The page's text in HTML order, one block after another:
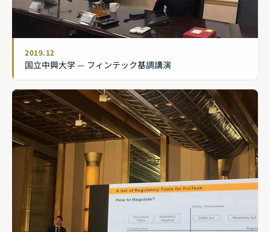
2019.12
国立中興大学 — フィンテック基調講演